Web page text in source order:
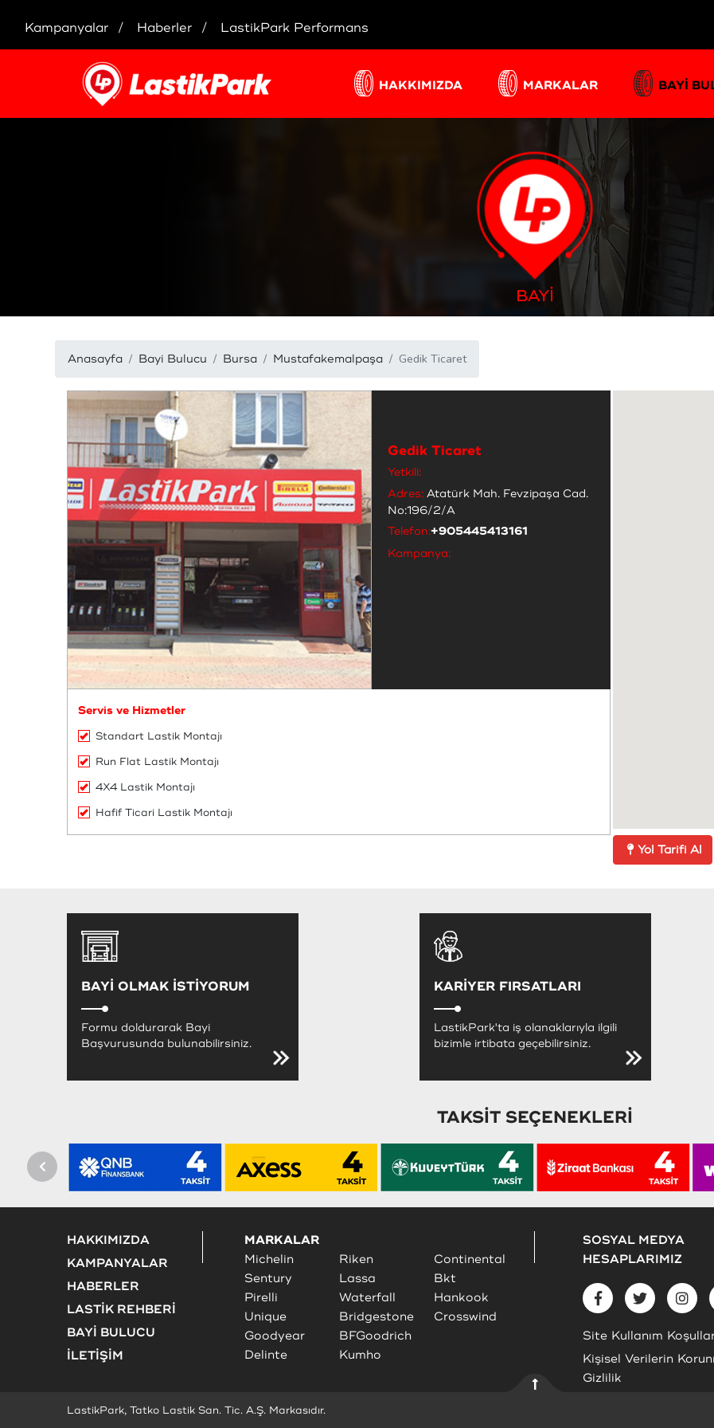
Kampanyalar Haberler LastikPark Performans
HAKKIMIZDA MARKALAR BAYİ
BAYİ
Anasayfa Bayi Bulucu Bursa Mustafakemalpaşa Gedik Ticaret
Gedik Ticaret
Yetkili:
Adres: Atatürk Mah. Fevzipaşa Cad.
No:196/2/A
Telefon:+905445413161
Kampanya:
Servis ve Hizmetler
Standart Lastik Montajı
Run Flat Lastik Montajı
4X4 Lastik Montajı
Hafif Ticari Lastik Montajı
Yol Tarifi Al
BAYİ OLMAK İSTİYORUM
Formu doldurarak Bayi
Başvurusunda bulunabilirsiniz.
KARİYER FIRSATLARI
LastikPark'ta iş olanaklarıyla ilgili
bizimle irtibata geçebilirsiniz.
TAKSİT SEÇENEKLERİ
HAKKIMIZDA
KAMPANYALAR
HABERLER
LASTİK REHBERİ
BAYİ BULUCU
İLETİŞİM
MARKALAR
Michelin
Sentury
Pirelli
Unique
Goodyear
Delinte
Riken
Lassa
Waterfall
Bridgestone
BFGoodrich
Kumho
Continental
Bkt
Hankook
Crosswind
SOSYAL MEDYA
HESAPLARIMIZ
Site Kullanım
Kişisel Verilerin
Gizlilik
LastikPark, Tatko Lastik San. Tic. A.Ş. Markasıdır.